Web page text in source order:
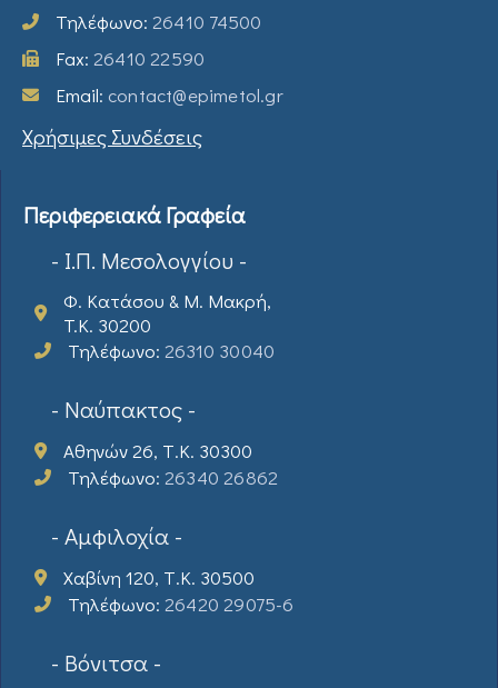
Τηλέφωνο: 26410 74500
Fax: 26410 22590
Email: contact@epimetol.gr
Χρήσιμες Συνδέσεις
Περιφερειακά Γραφεία
- Ι.Π. Μεσολογγίου -
Φ. Κατάσου & Μ. Μακρή,
T.K. 30200
Τηλέφωνο: 26310 30040
- Ναύπακτος -
Αθηνών 26, Τ.Κ. 30300
Τηλέφωνο: 26340 26862
- Αμφιλοχία -
Χαβίνη 120, Τ.Κ. 30500
Τηλέφωνο: 26420 29075-6
- Βόνιτσα -